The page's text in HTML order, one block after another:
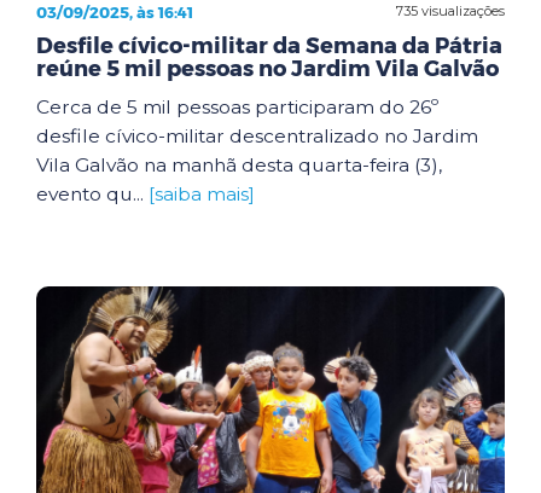
735 visualizações
03/09/2025, às 16:41
Desfile cívico-militar da Semana da Pátria
reúne 5 mil pessoas no Jardim Vila Galvão
Cerca de 5 mil pessoas participaram do 26º
desfile cívico-militar descentralizado no Jardim
Vila Galvão na manhã desta quarta-feira (3),
evento qu... [saiba mais]